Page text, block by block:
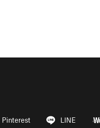
Pinterest LINE